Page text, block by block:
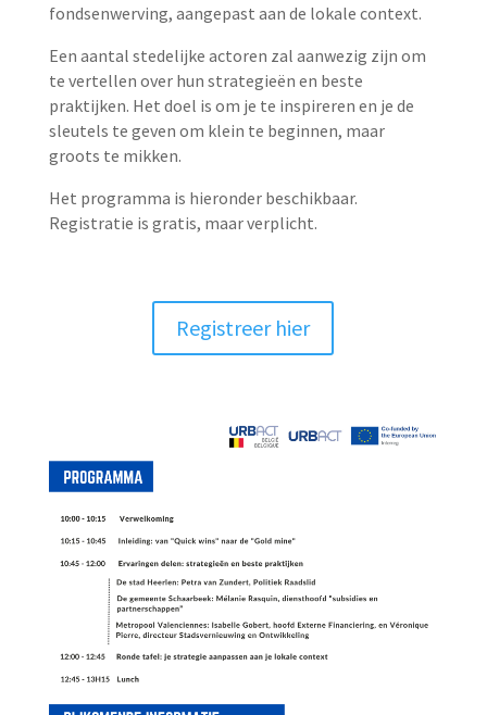
fondsenwerving, aangepast aan de lokale context.
Een aantal stedelijke actoren zal aanwezig zijn om
te vertellen over hun strategieën en beste
praktijken. Het doel is om je te inspireren en je de
sleutels te geven om klein te beginnen, maar
groots te mikken.
Het programma is hieronder beschikbaar.
Registratie is gratis, maar verplicht.
Registreer hier